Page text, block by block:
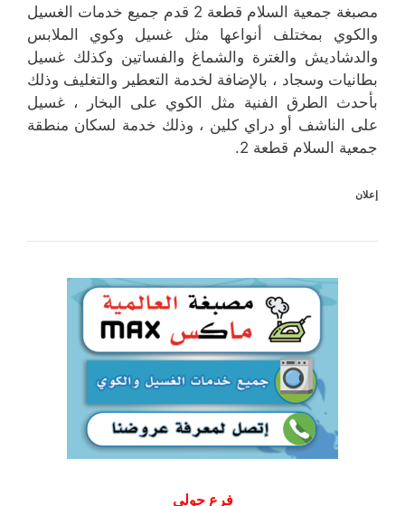
مصبغة جمعية السلام قطعة 2 قدم جميع خدمات الغسيل
والكوي بمختلف أنواعها مثل غسيل وكوي الملابس
والدشاديش والغترة والشماغ والفساتين وكذلك غسيل
بطانيات وسجاد ، بالإضافة لخدمة التعطير والتغليف وذلك
بأحدث الطرق الفنية مثل الكوي على البخار ، غسيل
على الناشف أو دراي كلين ، وذلك خدمة لسكان منطقة
جمعية السلام قطعة 2.
إعلان
فرع حولي